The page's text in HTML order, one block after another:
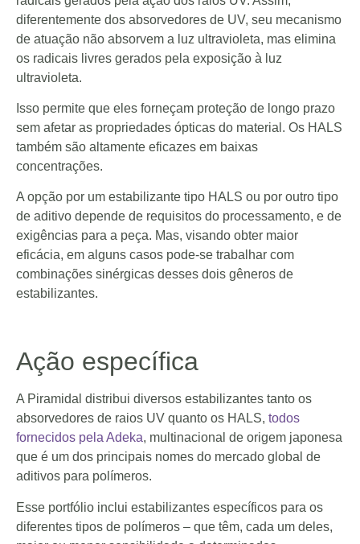
diferentemente dos absorvedores de UV, seu mecanismo
de atuação não absorvem a luz ultravioleta, mas elimina
os radicais livres gerados pela exposição à luz
ultravioleta.
Isso permite que eles forneçam proteção de longo prazo
sem afetar as propriedades ópticas do material. Os HALS
também são altamente eficazes em baixas
concentrações.
A opção por um estabilizante tipo HALS ou por outro tipo
de aditivo depende de requisitos do processamento, e de
exigências para a peça. Mas, visando obter maior
eficácia, em alguns casos pode-se trabalhar com
combinações sinérgicas desses dois gêneros de
estabilizantes.
Ação específica
A Piramidal distribui diversos estabilizantes tanto os
absorvedores de raios UV quanto os HALS, todos
fornecidos pela Adeka, multinacional de origem japonesa
que é um dos principais nomes do mercado global de
aditivos para polímeros.
Esse portfólio inclui estabilizantes específicos para os
diferentes tipos de polímeros – que têm, cada um deles,